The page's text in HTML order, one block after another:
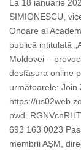
La 18 ianuarie
SIMIONESCU,
Onoare al
publică intitulată
Moldovei –
desfășura online
următoarele: Join
https://
693 163 0023
membrii AȘM,